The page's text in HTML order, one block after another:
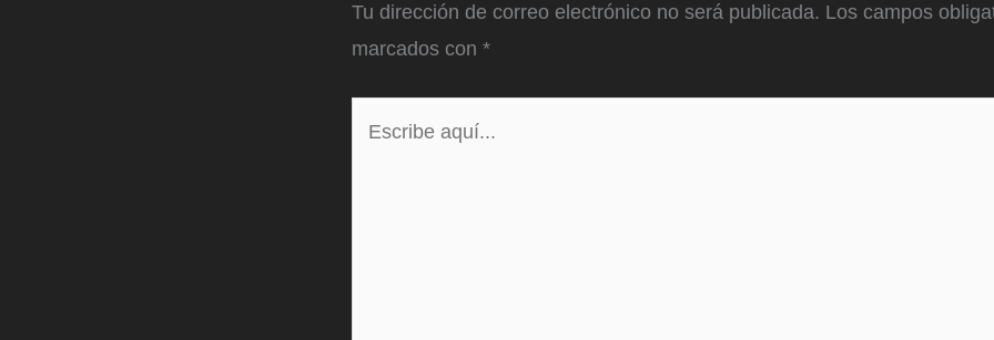
Tu dirección de correo electrónico no será publicada. Los campos
marcados con *